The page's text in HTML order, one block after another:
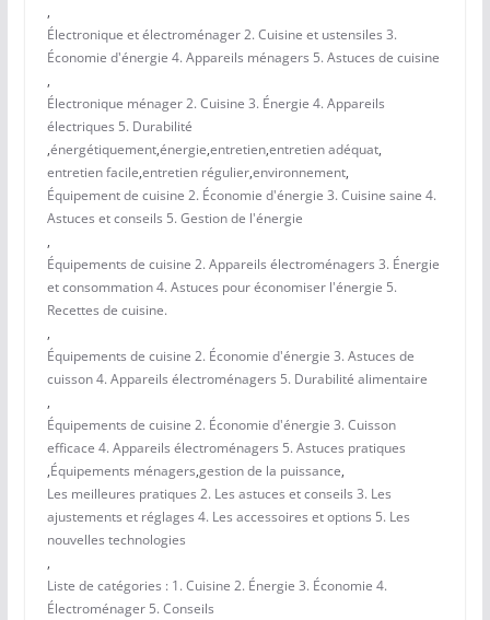
,
Électronique et électroménager 2. Cuisine et ustensiles 3.
Économie d'énergie 4. Appareils ménagers 5. Astuces de cuisine
,
Électronique ménager 2. Cuisine 3. Énergie 4. Appareils
électriques 5. Durabilité
,énergétiquement,énergie,entretien,entretien adéquat,
entretien facile,entretien régulier,environnement,
Équipement de cuisine 2. Économie d'énergie 3. Cuisine saine 4.
Astuces et conseils 5. Gestion de l'énergie
,
Équipements de cuisine 2. Appareils électroménagers 3. Énergie
et consommation 4. Astuces pour économiser l'énergie 5.
Recettes de cuisine.
,
Équipements de cuisine 2. Économie d'énergie 3. Astuces de
cuisson 4. Appareils électroménagers 5. Durabilité alimentaire
,
Équipements de cuisine 2. Économie d'énergie 3. Cuisson
efficace 4. Appareils électroménagers 5. Astuces pratiques
,Équipements ménagers,gestion de la puissance,
Les meilleures pratiques 2. Les astuces et conseils 3. Les
ajustements et réglages 4. Les accessoires et options 5. Les
nouvelles technologies
,
Liste de catégories : 1. Cuisine 2. Énergie 3. Économie 4.
Électroménager 5. Conseils